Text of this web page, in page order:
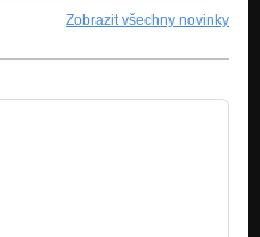
Zobrazit všechny novinky